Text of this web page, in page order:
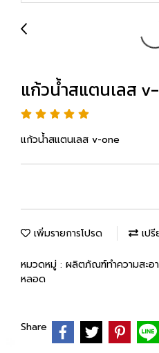
แก้วน้ำสแตนเลส
แก้วน้ำสแตนเลส v-one
เพิ่มรายการโปรด เป
หมวดหมู่ : ผลิตภัณฑ์ทำความสะอ
หลอด
Share